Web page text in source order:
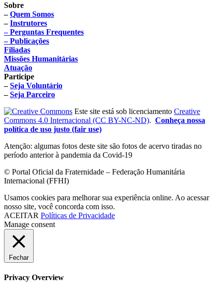
Sobre
–Quem Somos
–Instrutores
– Perguntas Frequentes
– Publicações
Filiadas
Missões Humanitárias
Atuação
Participe
–Seja Voluntário
–Seja Parceiro
Este site está sob licenciamento Creative
Commons 4.0 Internacional (CC BY-NC-ND). Conheça nossa
política de uso justo (fair use)
Atenção: algumas fotos deste site são fotos de acervo tiradas no
período anterior à pandemia da Covid-19
© Portal Oficial da Fraternidade – Federação Humanitária
Internacional (FFHI)
Usamos cookies para melhorar sua experiência online. Ao acessar
nosso site, você concorda com isso.
ACEITAR Políticas de Privacidade
Manage consent
Fechar
Privacy Overview